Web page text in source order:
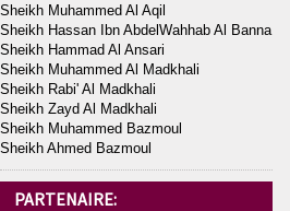
Sheikh Muhammed Al Aqil
Sheikh Hassan Ibn AbdelWahhab Al Banna
Sheikh Hammad Al Ansari
Sheikh Muhammed Al Madkhali
Sheikh Rabi' Al Madkhali
Sheikh Zayd Al Madkhali
Sheikh Muhammed Bazmoul
Sheikh Ahmed Bazmoul
PARTENAIRE: